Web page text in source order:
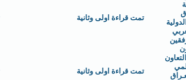
تمت قراءة اولى وثانية
تمت قراءة اولى وثانية